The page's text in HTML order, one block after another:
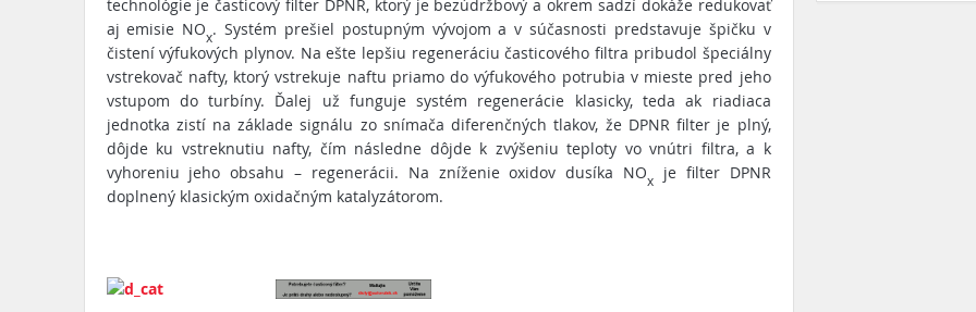
technológie je časticový filter DPNR, ktorý je bezúdržbový a okrem sadzí dokáže redukovať
aj emisie NOx. Systém prešiel postupným vývojom a v súčasnosti predstavuje špičku v
čistení výfukových plynov. Na ešte lepšiu regeneráciu časticového filtra pribudol špeciálny
vstrekovač nafty, ktorý vstrekuje naftu priamo do výfukového potrubia v mieste pred jeho
vstupom do turbíny. Ďalej už funguje systém regenerácie klasicky, teda ak riadiaca
jednotka zistí na základe signálu zo snímača diferenčných tlakov, že DPNR filter je plný,
dôjde ku vstreknutiu nafty, čím následne dôjde k zvýšeniu teploty vo vnútri filtra, a k
vyhoreniu jeho obsahu – regenerácii. Na zníženie oxidov dusíka NOx
je filter DPNR
doplnený klasickým oxidačným katalyzátorom.